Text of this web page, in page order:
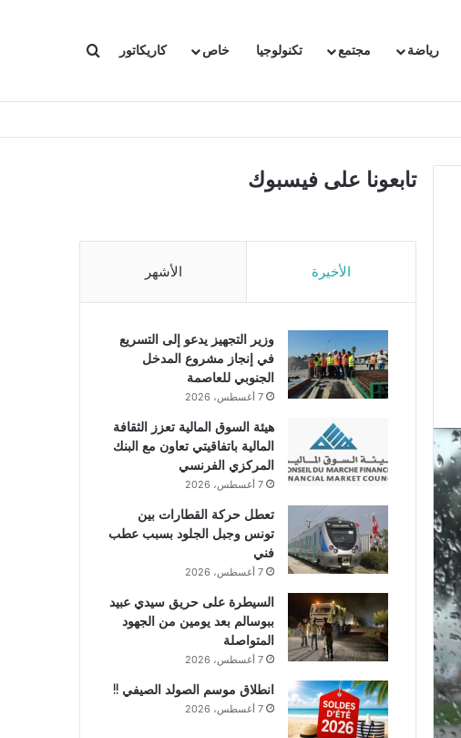
رياضة مجتمع تكنولوجيا خاص كاريكاتور بحث عن
تابعونا على فيسبوك
الأخيرة الأشهر
وزير التجهيز يدعو إلى التسريع
في إنجاز مشروع المدخل
الجنوبي للعاصمة
7 أغسطس، 2026
هيئة السوق المالية تعزز الثقافة
المالية باتفاقيتي تعاون مع البنك
المركزي الفرنسي
7 أغسطس، 2026
تعطل حركة القطارات بين
تونس وجبل الجلود بسبب عطب
فني
7 أغسطس، 2026
السيطرة على حريق سيدي عبيد
ببوسالم بعد يومين من الجهود
المتواصلة
7 أغسطس، 2026
انطلاق موسم الصولد الصيفي !!
7 أغسطس، 2026